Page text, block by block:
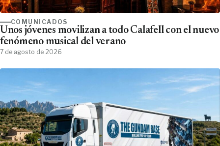
COMUNICADOS
Unos jóvenes movilizan a todo Calafell con el nuevo
fenómeno musical del verano
7 de agosto de 2026